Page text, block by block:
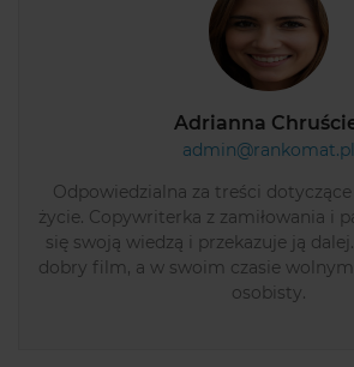
Adrianna
admin@rankomat.pl
Odpowiedzialna za treści
życie. Copywriterka z zamiłowania i
się swoją wiedzą i przekazuje ją
dobry film, a w swoim czasie
osobisty.